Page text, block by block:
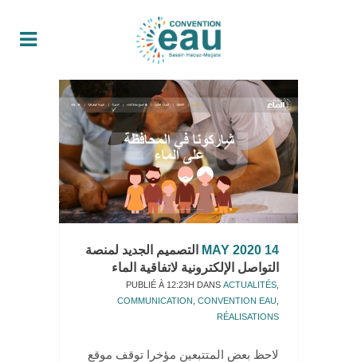
14 MAY 2020
التصميم الجديد لمنصة
التواصل الإلكترونية لاتفاقية الماء
PUBLIÉ À 12:23H DANS ACTUALITÉS
COMMUNICATION CONVENTION EAU
RÉALISATIONS
لاحظ بعض المتتبعين مؤخرا توقف موقع